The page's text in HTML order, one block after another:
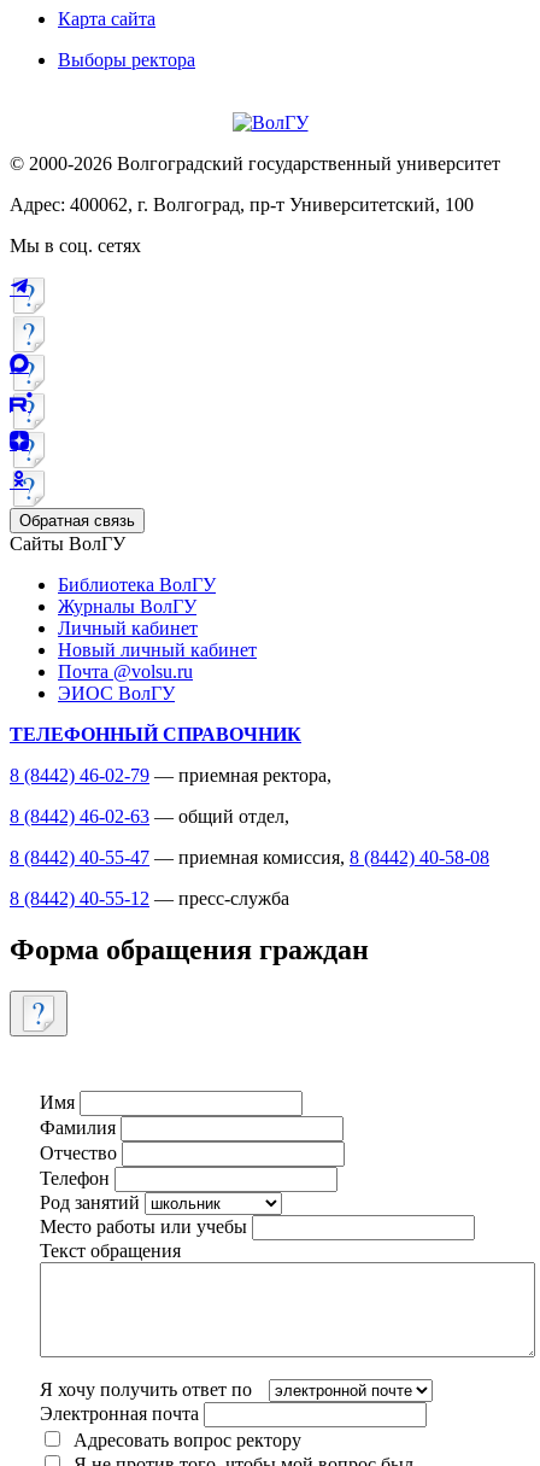
Карта сайта
Выборы ректора
© 2000-2026 Волгоградский государственный университет
Адрес: 400062, г. Волгоград, пр-т Университетский, 100
Мы в соц. сетях
Обратная связь
Сайты ВолГУ
Библиотека ВолГУ
Журналы ВолГУ
Личный кабинет
Новый личный кабинет
Почта @volsu.ru
ЭИОС ВолГУ
ТЕЛЕФОННЫЙ СПРАВОЧНИК
8 (8442) 46-02-79 — приемная ректора,
8 (8442) 46-02-63 — общий отдел,
8 (8442) 40-55-47 — приемная комиссия, 8 (8442) 40-58-08
8 (8442) 40-55-12 — пресс-служба
Форма обращения граждан
Имя
Фамилия
Отчество
Телефон
Род занятий
Место работы или учебы
Текст обращения
Я хочу получить ответ по
Электронная почта
Адресовать вопрос ректору